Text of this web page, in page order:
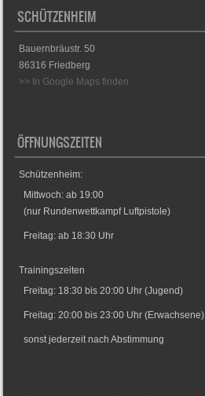
SCHÜTZENHEIM
Bauernbräustr. 50
86316 Friedberg
>> In Google Maps finden
ÖFFNUNGSZEITEN
Schützenheim:
Mittwoch: ab 19:00
(nur Rundenwettkampf Luftpistole)
Freitag: ab 18:30 Uhr
Trainingszeiten
Freitag: 18:30 bis 20:00 Uhr (Jugend)
Freitag: 20:00 bis 23:00 Uhr (Erwachsene)
sonst jederzeit nach Abstimmung